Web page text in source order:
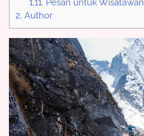
1.11. Pesan untuk Wisatawan
2. Author